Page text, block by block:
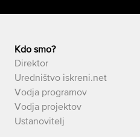
Kdo smo?
Direktor
Uredništvo iskreni.net
Vodja programov
Vodja projektov
Ustanovitelj